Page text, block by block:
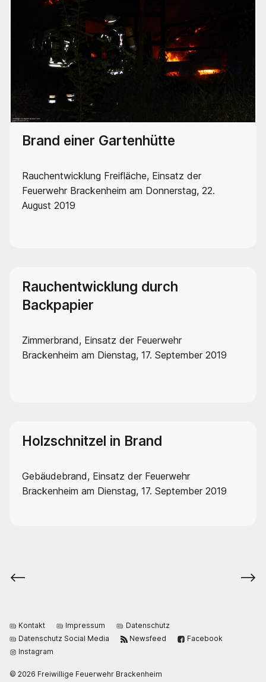
Brand einer Gartenhütte
Rauchentwicklung Freifläche, Einsatz der
Feuerwehr Brackenheim am Donnerstag, 22.
August 2019
Rauchentwicklung durch
Backpapier
Zimmerbrand, Einsatz der Feuerwehr
Brackenheim am Dienstag, 17. September 2019
Holzschnitzel in Brand
Gebäudebrand, Einsatz der Feuerwehr
Brackenheim am Dienstag, 17. September 2019
⟵ ⟶
Kontakt Impressum
Datenschutz
Datenschutz Social Media
Newsfeed
Facebook
Instagram
© 2026 Freiwillige Feuerwehr Brackenheim